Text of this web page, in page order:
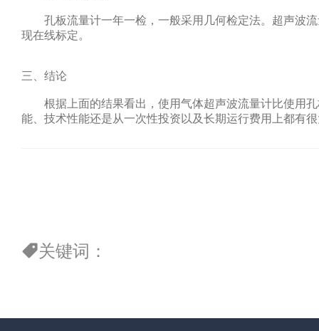
孔板流量计一年一检，一般采用几何检定法。超声波流
现在线标定。
三、结论
根据上面的结果看出，使用气体超声波流量计比使用孔
能、技术性能还是从一次性投资以及长期运行费用上都有
关键词：